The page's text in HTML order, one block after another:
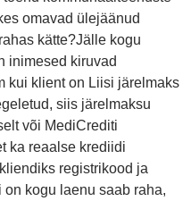
omavad ülejäänud
kätte?Jälle kogu
inimesed kiruvad
kui klient on Liisi järelmaks
siis järelmaksu
või MediCrediti
ka reaalse krediidi
registrikood ja
kogu laenu saab raha,